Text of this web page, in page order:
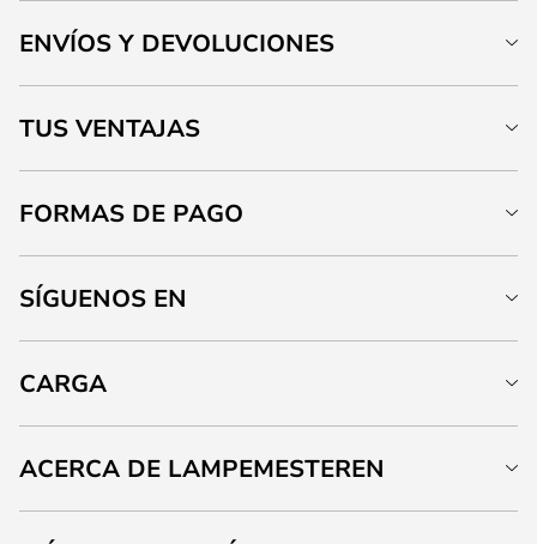
ENVÍOS Y DEVOLUCIONES
TUS VENTAJAS
FORMAS DE PAGO
SÍGUENOS EN
CARGA
ACERCA DE LAMPEMESTEREN